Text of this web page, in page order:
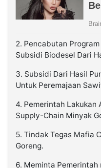
2. Pencabutan
Subsidi Biodesel Dari
3. Subsidi Dari Hasil
Untuk Peremajaan
4. Pemerintah Lakukan
Supply-Chain Minyak
5. Tindak Tegas Mafia
Goreng.
6. Meminta Pemerintah